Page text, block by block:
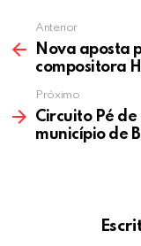
Anterior
Nova aposta
compositora
Próximo
Circuito Pé
município de